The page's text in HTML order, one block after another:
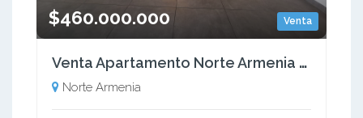
Venta
$460.000.000
Venta Apartamento Norte Armenia Quindío - Colombia COD: 9637371
Norte Armenia